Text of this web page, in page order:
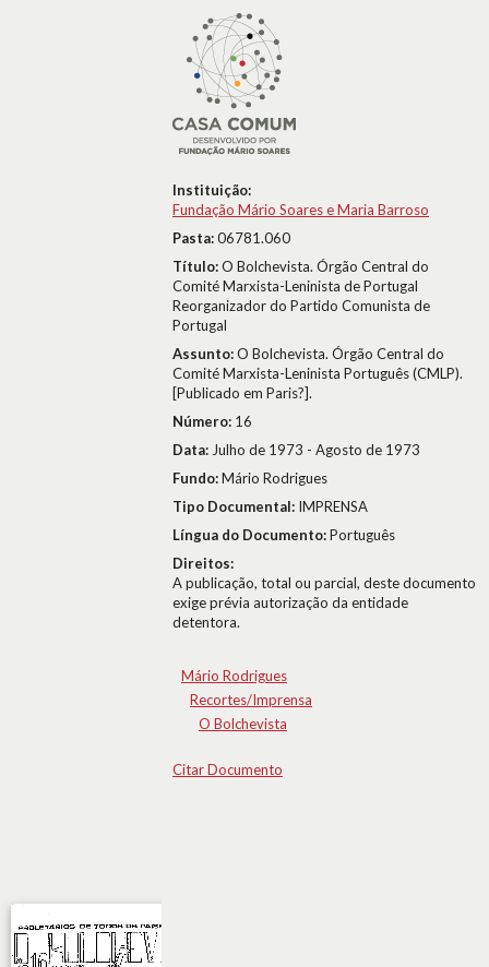
Instituição:
Fundação Mário Soares e Maria Barroso
Pasta:06781.060
Título:O Bolchevista. Órgão Central do
Comité Marxista-Leninista de Portugal
Reorganizador do Partido Comunista de
Portugal
Assunto:O Bolchevista. Órgão Central do
Comité Marxista-Leninista Português (CMLP).
[Publicado em Paris?].
Número: 16
Data: Julho de 1973 - Agosto de 1973
Fundo:Mário Rodrigues
Tipo Documental: IMPRENSA
Língua do Documento:Português
Direitos:
A publicação, total ou parcial, deste documento
exige prévia autorização da entidade
detentora.
Mário Rodrigues
Recortes/Imprensa
O Bolchevista
Citar Documento